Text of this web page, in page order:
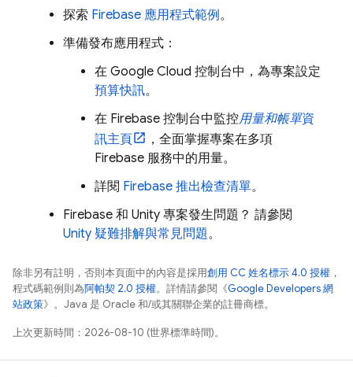
探索 Firebase 應用程式範例。
準備發布應用程式：
在 Google Cloud 控制台中，為專案設定
預算快訊。
在 Firebase 控制台中監控用量和帳單資
訊主頁
，全面掌握專案在多項
Firebase 服務中的用量。
詳閱 Firebase 推出檢查清單。
Firebase 和 Unity 專案發生問題？ 請參閱
Unity 疑難排解與常見問題。
除非另有註明，否則本頁面中的內容是採用創用 CC 姓名標示 4.0 授權 ，
程式碼範例則為阿帕契 2.0 授權。詳情請參閱《Google Developers 網
站政策》。Java 是 Oracle 和/或其關聯企業的註冊商標。
上次更新時間：2026-08-10 (世界標準時間)。